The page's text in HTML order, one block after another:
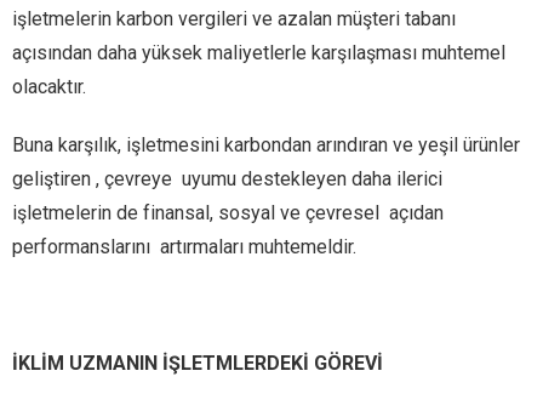
işletmelerin karbon vergileri ve azalan müşteri tabanı
açısından daha yüksek maliyetlerle karşılaşması muhtemel
olacaktır.
Buna karşılık, işletmesini karbondan arındıran ve yeşil ürünler
geliştiren , çevreye uyumu destekleyen daha ilerici
işletmelerin de finansal, sosyal ve çevresel açıdan
performanslarını artırmaları muhtemeldir.
İKLİM UZMANIN İŞLETMLERDEKİ GÖREVİ